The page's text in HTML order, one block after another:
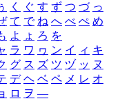
く ぐ す ず つ づ っ
て で ね へ べ ぺ め
よ ょ ろ を
ラ ワ ヮ ン イ ィ キ
グ ス ズ ツ ヅ ッ ヌ
デ ヘ ベ ペ メ レ オ
ロ ヲ ―